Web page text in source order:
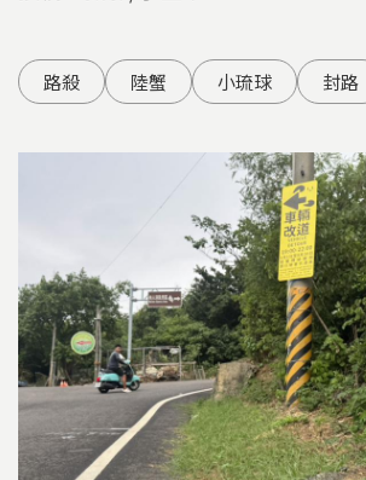
路殺 陸蟹 小琉球 封路